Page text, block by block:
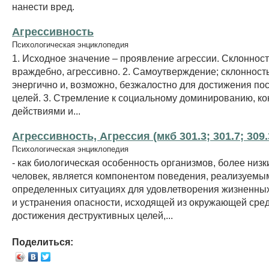
нанести вред.
Агрессивность
Психологическая энциклопедия
1. Исходное значение – проявление агрессии.
враждебно, агрессивно. 2. Самоутверждение;
энергично и, возможно, безжалостно для достижения
целей. 3. Стремление к социальному доминированию,
действиями и...
Агрессивность, Агрессия (мкб 301.3; 301.7;
Психологическая энциклопедия
- как биологическая особенность организмов, более
человек, является компонентом поведения,
определенных ситуациях для удовлетворения
и устранения опасности, исходящей из окружающей
достижения деструктивных целей,...
Поделиться: